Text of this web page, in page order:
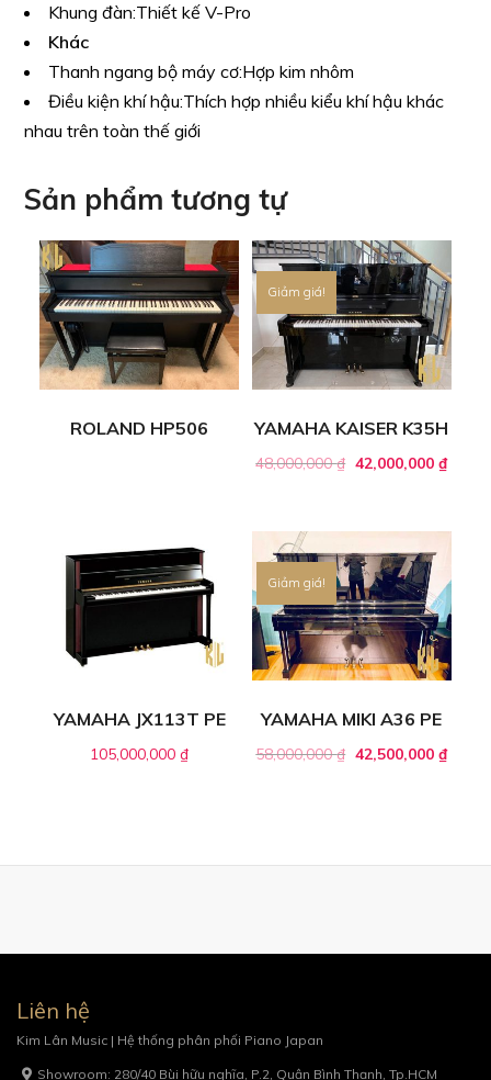
Khung đàn:Thiết kế V-Pro
Khác
Thanh ngang bộ máy cơ:Hợp kim nhôm
Điều kiện khí hậu:Thích hợp nhiều kiểu khí hậu khác
nhau trên toàn thế giới
Sản phẩm tương tự
ROLAND HP506
Giảm giá!
YAMAHA KAISER K35H
48,000,000₫ 42,000,000₫
YAMAHA JX113T PE
105,000,000₫
Giảm giá!
YAMAHA MIKI A36 PE
58,000,000₫ 42,500,000₫
Liên hệ
Kim Lân Music | Hệ thống phân phối Piano Japan
Showroom: 280/40 Bùi hữu nghĩa, P.2, Quận Bình Thạnh, Tp.HCM